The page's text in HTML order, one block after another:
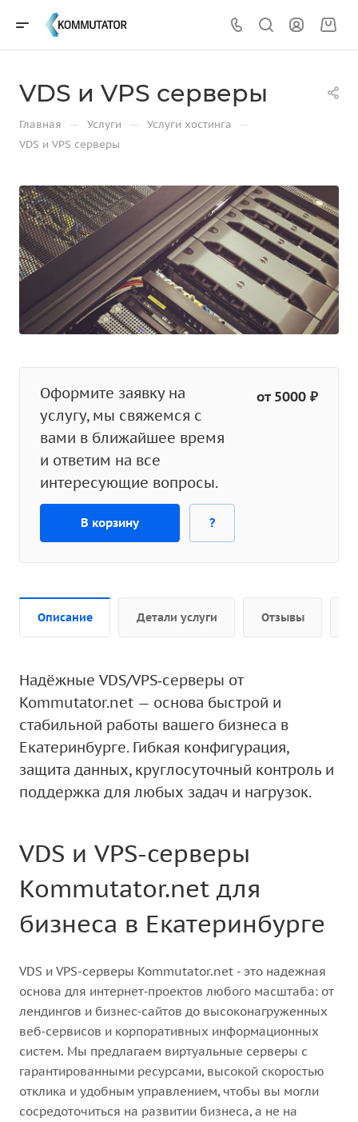
VDS и VPS серверы
Главная — Услуги — Услуги хостинга —
VDS и VPS серверы
Оформите заявку на
услугу, мы свяжемся с
вами в ближайшее время
и ответим на все
интересующие вопросы.
от 5000 ₽
В корзину ?
Описание Детали услуги Отзывы
Надёжные VDS/VPS‑серверы от
Kommutator.net — основа быстрой и
стабильной работы вашего бизнеса в
Екатеринбурге. Гибкая конфигурация,
защита данных, круглосуточный контроль и
поддержка для любых задач и нагрузок.
VDS и VPS-серверы
Kommutator.net для
бизнеса в Екатеринбурге
VDS и VPS-серверы Kommutator.net - это надежная
основа для интернет‑проектов любого масштаба: от
лендингов и бизнес‑сайтов до высоконагруженных
веб‑сервисов и корпоративных информационных
систем. Мы предлагаем виртуальные серверы с
гарантированными ресурсами, высокой скоростью
отклика и удобным управлением, чтобы вы могли
сосредоточиться на развитии бизнеса, а не на